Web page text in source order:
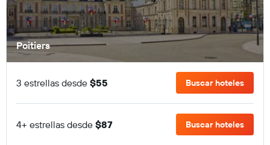
Poitiers
3 estrellas desde $55 Buscar hoteles
4+ estrellas desde $87 Buscar hoteles